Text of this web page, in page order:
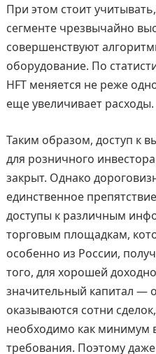
При этом стоит
сегменте чрезвычайно
совершенствуют
оборудование. По
HFT меняется не реже
еще увеличивает расходы.
Таким образом, доступ к
для розничного
закрыт. Однако
единственное
доступы к различным
торговым площадкам,
особенно из России,
того, для хорошей
значительный капитал —
оказываются сотни
необходимо как
требования. Поэтому